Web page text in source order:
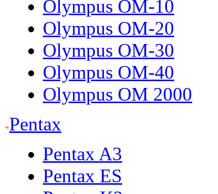
Olympus OM-10
Olympus OM-20
Olympus OM-30
Olympus OM-40
Olympus OM 2000
Pentax
Pentax A3
Pentax ES